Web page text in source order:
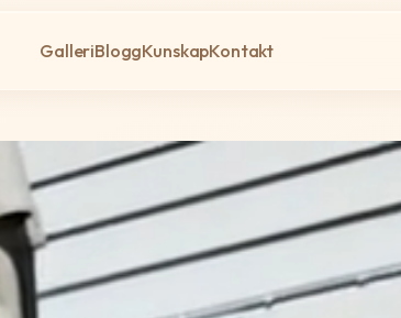
GalleriBloggKunskapKontakt